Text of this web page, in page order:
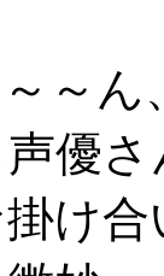
～
優
掛け